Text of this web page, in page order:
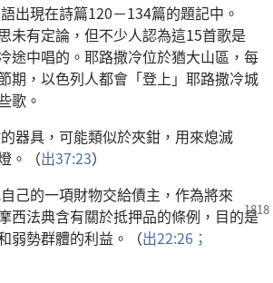
出現在詩篇120－134篇的題記中 。
未有定論 ， 但不少人認為這15首歌是
途中唱的 。 耶路撒冷位於猶大山區 ， 每
期 ， 以色列人都會 「登上 」 耶路撒冷城
歌 。
的器具 ， 可能類似於夾鉗 ， 用來熄滅
。（出37:23）
自己的一項財物交給債主 ， 作為將來
西法典含有關於抵押品的條例 ， 目的是
弱勢群體的利益 。（出22:26；